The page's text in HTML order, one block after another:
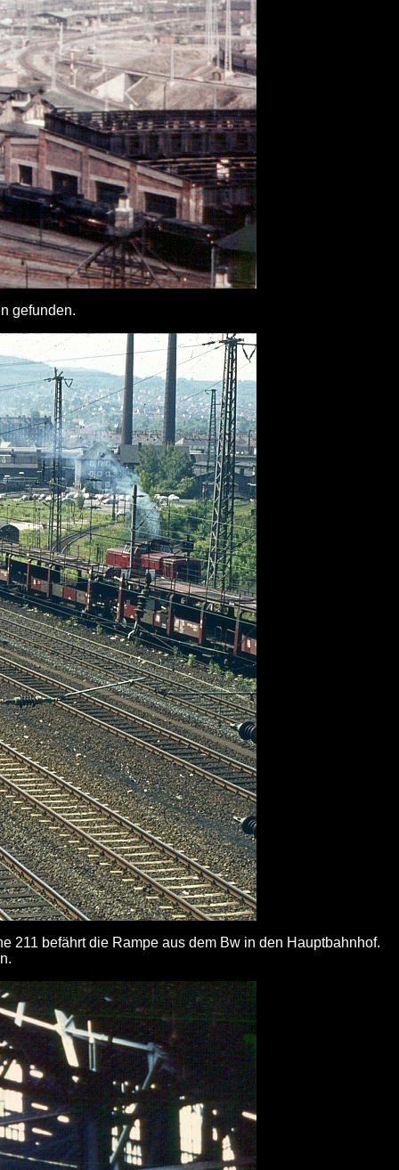
gefunden.
211 befährt die Rampe aus dem Bw in den Hauptbahnhof.